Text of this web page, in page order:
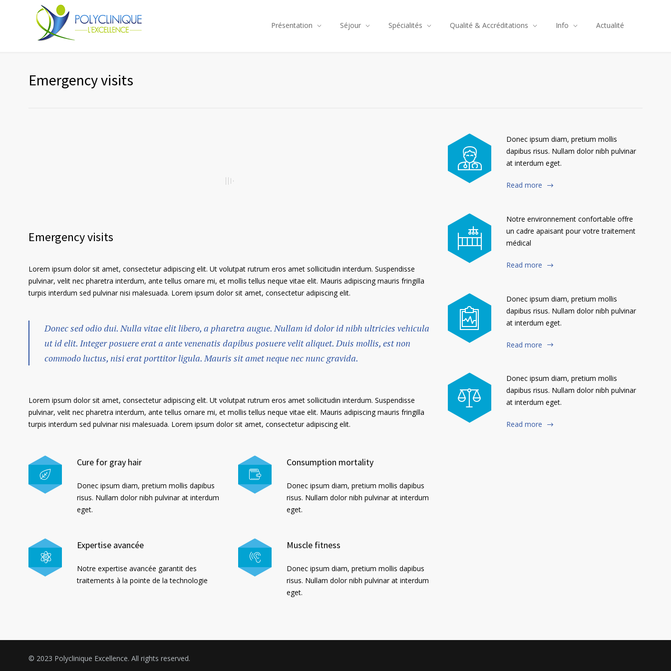
Présentation Séjour Spécialités Qualité & Accréditations Info Actualité
Emergency visits
Emergency visits
Lorem ipsum dolor sit amet, consectetur adipiscing elit. Ut volutpat rutrum eros amet sollicitudin interdum. Suspendisse
pulvinar, velit nec pharetra interdum, ante tellus ornare mi, et mollis tellus neque vitae elit. Mauris adipiscing mauris fringilla
turpis interdum sed pulvinar nisi malesuada. Lorem ipsum dolor sit amet, consectetur adipiscing elit.
Donec sed odio dui. Nulla vitae elit libero, a pharetra augue. Nullam id dolor id nibh ultricies vehicula
ut id elit. Integer posuere erat a ante venenatis dapibus posuere velit aliquet. Duis mollis, est non
commodo luctus, nisi erat porttitor ligula. Mauris sit amet neque nec nunc gravida.
Lorem ipsum dolor sit amet, consectetur adipiscing elit. Ut volutpat rutrum eros amet sollicitudin interdum. Suspendisse
pulvinar, velit nec pharetra interdum, ante tellus ornare mi, et mollis tellus neque vitae elit. Mauris adipiscing mauris fringilla
turpis interdum sed pulvinar nisi malesuada. Lorem ipsum dolor sit amet, consectetur adipiscing elit.
Cure for gray hair
Donec ipsum diam, pretium mollis dapibus
risus. Nullam dolor nibh pulvinar at interdum
eget.
Expertise avancée
Notre expertise avancée garantit des
traitements à la pointe de la technologie
Consumption mortality
Donec ipsum diam, pretium mollis dapibus
risus. Nullam dolor nibh pulvinar at interdum
eget.
Muscle fitness
Donec ipsum diam, pretium mollis dapibus
risus. Nullam dolor nibh pulvinar at interdum
eget.
Donec ipsum diam, pretium mollis
dapibus risus. Nullam dolor nibh pulvinar
at interdum eget.
Read more
Notre environnement confortable offre
un cadre apaisant pour votre traitement
médical
Read more
Donec ipsum diam, pretium mollis
dapibus risus. Nullam dolor nibh pulvinar
at interdum eget.
Read more
Donec ipsum diam, pretium mollis
dapibus risus. Nullam dolor nibh pulvinar
at interdum eget.
Read more
© 2023 Polyclinique Excellence. All rights reserved.